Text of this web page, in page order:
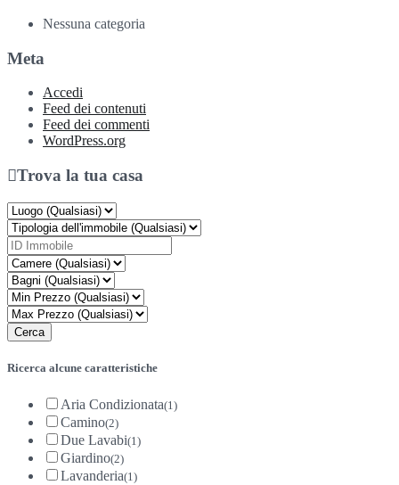
Nessuna categoria
Meta
Accedi
Feed dei contenuti
Feed dei commenti
WordPress.org
Trova la tua casa
Ricerca alcune caratteristiche
Aria Condizionata(1)
Camino(2)
Due Lavabi(1)
Giardino(2)
Lavanderia(1)